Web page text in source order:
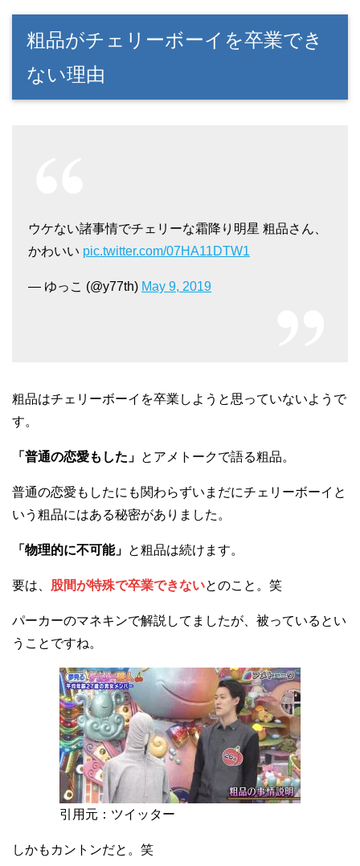
粗品がチェリーボーイを卒業でき
ない理由
ウケない諸事情でチェリーな霜降り明星 粗品さん、
かわいい pic.twitter.com/07HA11DTW1
— ゆっこ (@y77th) May 9, 2019
粗品はチェリーボーイを卒業しようと思っていないようで
す。
「普通の恋愛もした」 とアメトークで語る粗品。
普通の恋愛もしたにも関わらずいまだにチェリーボーイと
いう粗品にはある秘密がありました。
「物理的に不可能」 と粗品は続けます。
要は、 股間が特殊で卒業できないとのこと。笑
パーカーのマネキンで解説してましたが、被っているとい
うことですね。
引用元：ツイッター
しかもカントンだと。笑